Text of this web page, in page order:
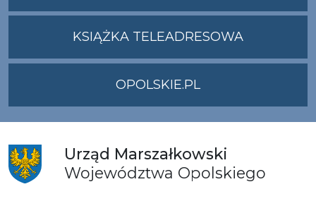
ADRES
KSIĄŻKA TELEADRESOWA
OPOLSKIE.PL
Urząd Marszałkowski
Województwa Opolskiego